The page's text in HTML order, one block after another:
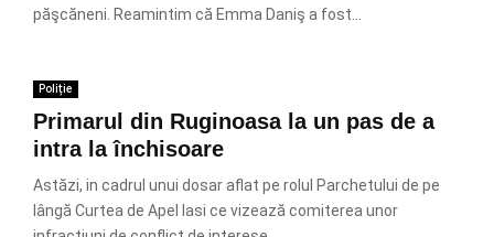
păşcăneni. Reamintim că Emma Daniş a fost...
Poliție
Primarul din Ruginoasa la un pas de a
intra la închisoare
Astăzi, in cadrul unui dosar aflat pe rolul Parchetului de pe
lângă Curtea de Apel Iasi ce vizează comiterea unor